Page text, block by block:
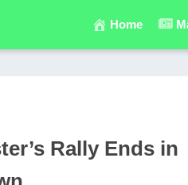
Home
Rally Ends in